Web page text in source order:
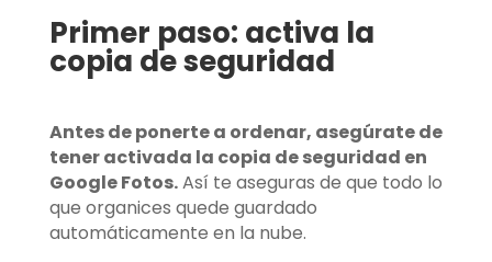
Primer paso: activa la
copia de seguridad
Antes de ponerte a ordenar, asegúrate de
tener activada la copia de seguridad en
Google Fotos.Así te aseguras de que todo lo
que organices quede guardado
automáticamente en la nube.